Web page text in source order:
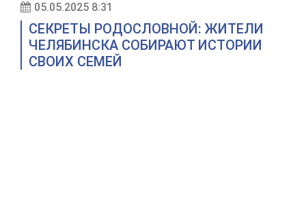
05.05.2025 8:31
СЕКРЕТЫ РОДОСЛОВНОЙ: ЖИТЕЛИ
ЧЕЛЯБИНСКА СОБИРАЮТ ИСТОРИИ
СВОИХ СЕМЕЙ